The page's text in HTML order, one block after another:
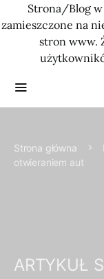
Strona/Blog w
zamieszczone na
stron www.
Strona główna
otwieraniem aut
ARTYKUŁ